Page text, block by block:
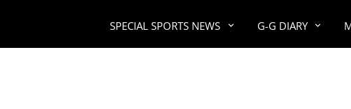
SPECIAL SPORTS NEWS G-G DIARY